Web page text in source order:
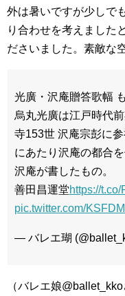
外は暑いですが少しで
り合わせを考えました
ださいました。素敵な
光廣・沢庵贈答歌幅
烏丸光廣は江戸時代
寺153世 沢庵宗彭に
にあたり沢庵の都合
沢庵が書したもの。
善田昌運堂https://
pic.twitter.com/
— バレエ瑚
（バレエ娘